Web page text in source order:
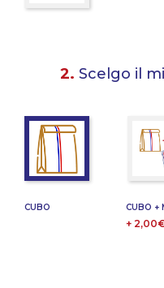
2. Scelgo il
CUBO CUBO +
+